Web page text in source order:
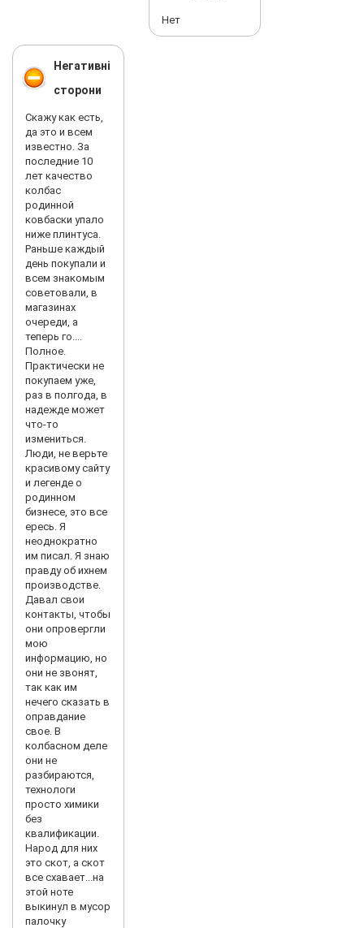
Нет
Негативні
сторони
Скажу как есть,
да это и всем
известно. За
последние 10
лет качество
колбас
родинной
ковбаски упало
ниже плинтуса.
Раньше каждый
день покупали и
всем знакомым
советовали, в
магазинах
очереди, а
теперь го....
Полное.
Практически не
покупаем уже,
раз в полгода, в
надежде может
что-то
измениться.
Люди, не верьте
красивому сайту
и легенде о
родинном
бизнесе, это все
ересь. Я
неоднократно
им писал. Я знаю
правду об ихнем
производстве.
Давал свои
контакты, чтобы
они опровергли
мою
информацию, но
они не звонят,
так как им
нечего сказать в
оправдание
свое. В
колбасном деле
они не
разбираются,
технологи
просто химики
без
квалификации.
Народ для них
это скот, а скот
все схавает...на
этой ноте
выкинул в мусор
палочку